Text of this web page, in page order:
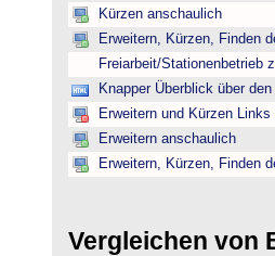
Kürzen anschaulich
Erweitern, Kürzen, Finden
Freiarbeit/Stationenbetrieb
Knapper Überblick über
Erweitern und Kürzen
Erweitern anschaulich
Erweitern, Kürzen, Finden
Vergleichen von